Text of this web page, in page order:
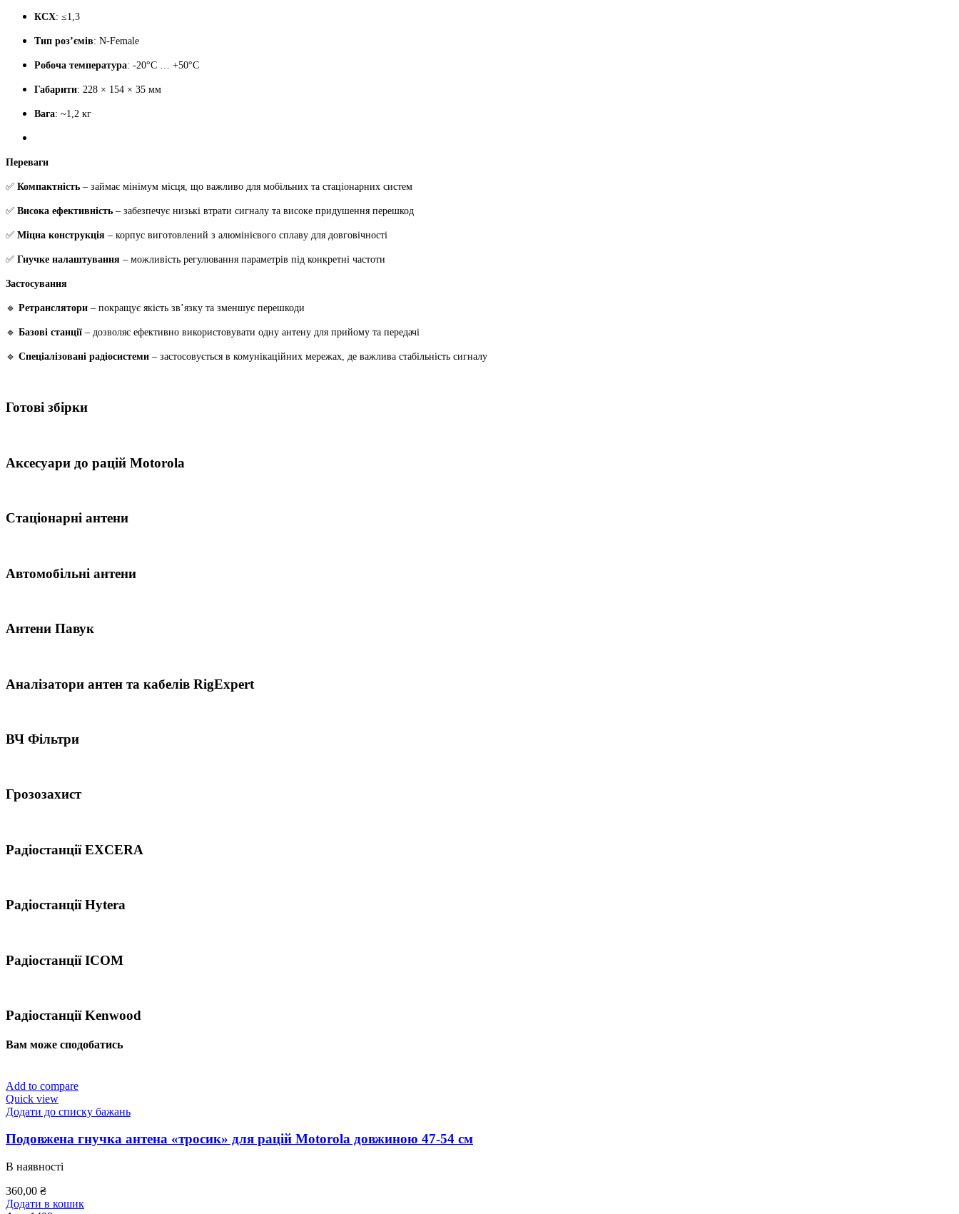
КСХ: ≤1,3
Тип роз’ємів: N-Female
Робоча температура: -20°C … +50°C
Габарити: 228 × 154 × 35 мм
Вага: ~1,2 кг
Переваги
✅ Компактність – займає мінімум місця, що важливо для мобільних та стаціонарних систем
✅ Висока ефективність – забезпечує низькі втрати сигналу та високе придушення перешкод
✅ Міцна конструкція – корпус виготовлений з алюмінієвого сплаву для довговічності
✅ Гнучке налаштування – можливість регулювання параметрів під конкретні частоти
Застосування
🔹 Ретранслятори – покращує якість зв’язку та зменшує перешкоди
🔹 Базові станції – дозволяє ефективно використовувати одну антену для прийому та передачі
🔹 Спеціалізовані радіосистеми – застосовується в комунікаційних мережах, де важлива стабільність сигналу
Готові збірки
Аксесуари до рацій Motorola
Стаціонарні антени
Автомобільні антени
Антени Павук
Аналізатори антен та кабелів RigExpert
ВЧ Фільтри
Грозозахист
Радіостанції EXCERA
Радіостанції Hytera
Радіостанції ICOM
Радіостанції Kenwood
Вам може сподобатись
Add to compare
Quick view
Додати до списку бажань
Подовжена гнучка антена «тросик» для рацій Motorola довжиною 47-54 см
В наявності
360,00 ₴
Додати в кошик